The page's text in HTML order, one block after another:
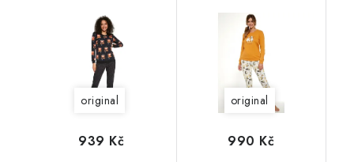
original
939 Kč
original
990 Kč